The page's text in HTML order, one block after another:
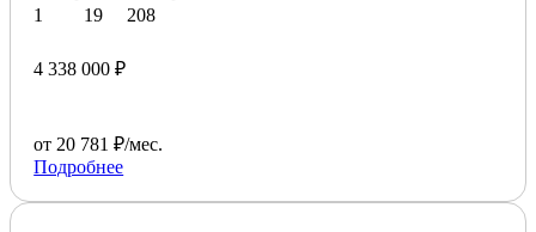
1
19
208
4 338 000 ₽
от 20 781 ₽/мес.
Подробнее